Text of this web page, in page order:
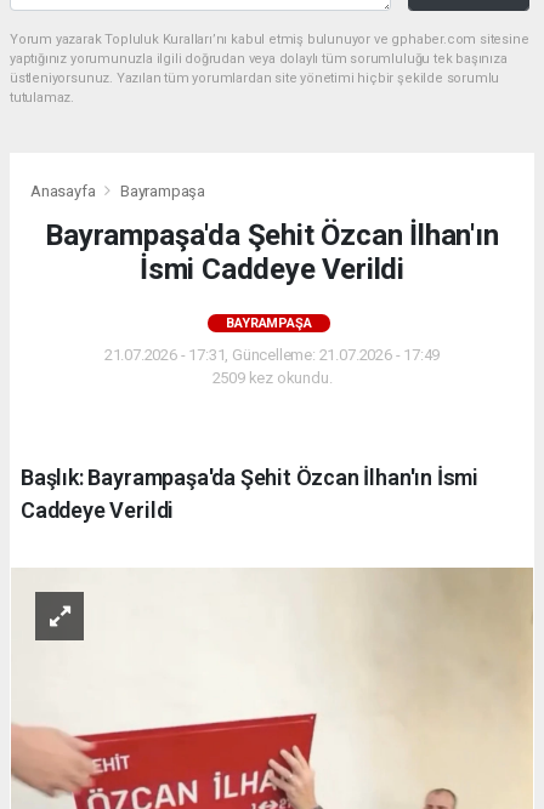
Yorum yazarak Topluluk Kuralları’nı kabul etmiş bulunuyor ve gphaber.com sitesine
yaptığınız yorumunuzla ilgili doğrudan veya dolaylı tüm sorumluluğu tek başınıza
üstleniyorsunuz. Yazılan tüm yorumlardan site yönetimi hiçbir şekilde sorumlu
tutulamaz.
Anasayfa Bayrampaşa
Bayrampaşa'da Şehit Özcan İlhan'ın
İsmi Caddeye Verildi
BAYRAMPAŞA
21.07.2026 - 17:31, Güncelleme: 21.07.2026 - 17:49
2509 kez okundu.
Başlık: Bayrampaşa'da Şehit Özcan İlhan'ın İsmi
Caddeye Verildi